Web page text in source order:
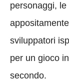
personaggi,
sviluppatori
per un gioco
secondo.